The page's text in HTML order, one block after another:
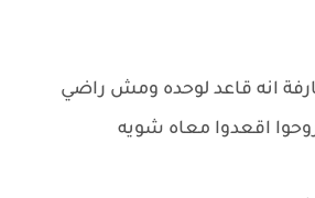
انه قاعد لوحده ومش راضي
اقعدوا معاه شويه